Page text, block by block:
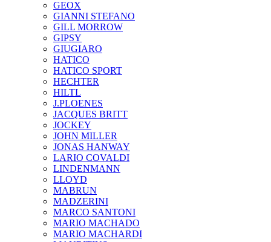
GEOX
GIANNI STEFANO
GILL MORROW
GIPSY
GIUGIARO
HATICO
HATICO SPORT
HECHTER
HILTL
J.PLOENES
JAСQUES BRITT
JOCKEY
JOHN MILLER
JONAS HANWAY
LARIO COVALDI
LINDENMANN
LLOYD
MABRUN
MADZERINI
MARCO SANTONI
MARIO MACHADO
MARIO MACHARDI